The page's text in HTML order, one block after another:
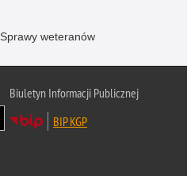
Sprawy weteranów
Biuletyn Informacji Publicznej
BIP KGP